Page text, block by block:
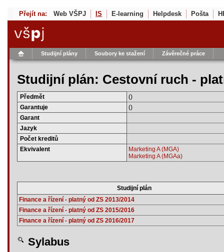
Přejít na: Web VŠPJ IS E-learning Helpdesk Pošta
Studijní plány Soubory ke stažení Závěrečné práce
Studijní plán: Cestovní ruch -
Předmět
()
Garantuje
()
Garant
Jazyk
Počet kreditů
Ekvivalent
Marketing A (MGA)
Marketing A (MGAa)
Studijní plán
Finance a řízení - platný od ZS 2013/2014
Finance a řízení - platný od ZS 2015/2016
Finance a řízení - platný od ZS 2016/2017
Sylabus